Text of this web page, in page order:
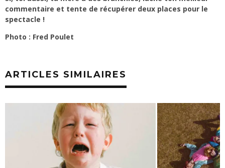
commentaire et tente de récupérer deux places pour le
spectacle !
Photo : Fred Poulet
ARTICLES SIMILAIRES